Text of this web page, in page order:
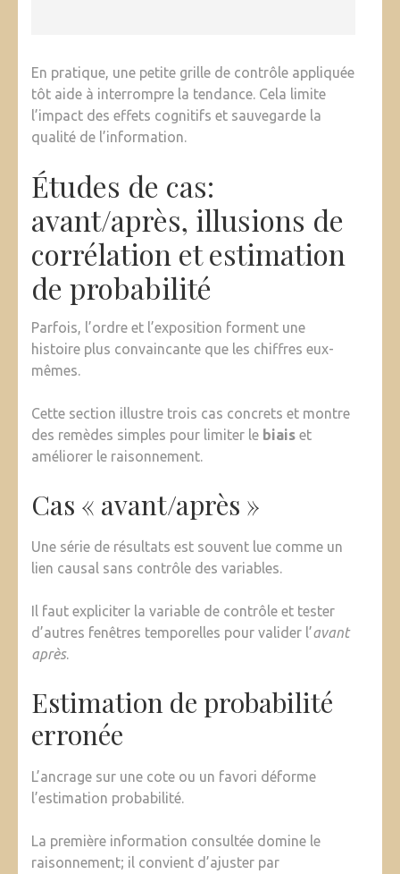
En pratique, une petite grille de contrôle appliquée
tôt aide à interrompre la tendance. Cela limite
l’impact des effets cognitifs et sauvegarde la
qualité de l’information.
Études de cas:
avant/après, illusions de
corrélation et estimation
de probabilité
Parfois, l’ordre et l’exposition forment une
histoire plus convaincante que les chiffres eux-
mêmes.
Cette section illustre trois cas concrets et montre
des remèdes simples pour limiter le biais et
améliorer le raisonnement.
Cas « avant/après »
Une série de résultats est souvent lue comme un
lien causal sans contrôle des variables.
Il faut expliciter la variable de contrôle et tester
d’autres fenêtres temporelles pour valider l’avant
après.
Estimation de probabilité
erronée
L’ancrage sur une cote ou un favori déforme
l’estimation probabilité.
La première information consultée domine le
raisonnement; il convient d’ajuster par